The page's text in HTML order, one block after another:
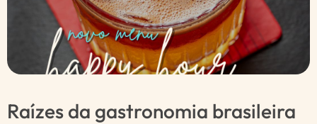
Raízes da gastronomia brasileira